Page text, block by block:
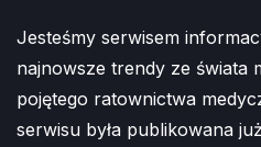
Jesteśmy serwisem
najnowsze trendy ze świata
pojętego ratownictwa
serwisu była publikowana